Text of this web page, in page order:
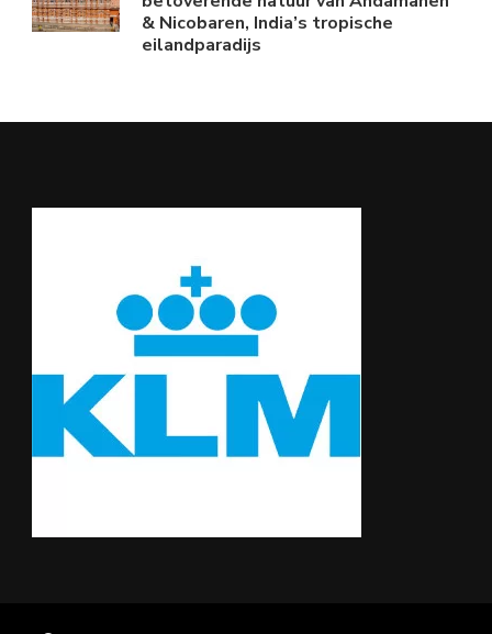
& Nicobaren, India’s tropische
eilandparadijs